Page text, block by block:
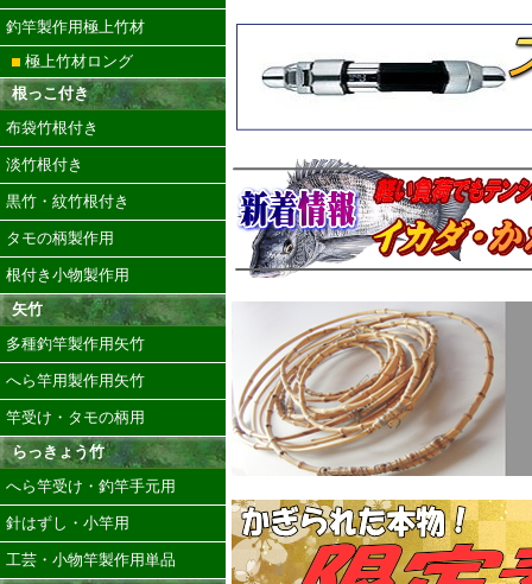
釣竿製作用極上竹材
極上竹材ロング
根っこ付き
布袋竹根付き
淡竹根付き
黒竹・紋竹根付き
タモの柄製作用
根付き小物製作用
矢竹
多種釣竿製作用矢竹
へら竿用製作用矢竹
竿受け・タモの柄用
らっきょう竹
へら竿受け・釣竿手元用
針はずし・小竿用
工芸・小物竿製作用単品